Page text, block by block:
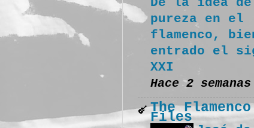
pureza en el
flamenco,
entrado el
XXI
Hace 2 semanas
The Flamenco
Files